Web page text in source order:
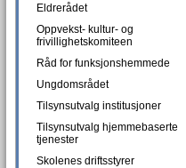
Eldrerådet
Oppvekst- kultur- og
frivillighetskomiteen
Råd for funksjonshemmede
Ungdomsrådet
Tilsynsutvalg institusjoner
Tilsynsutvalg hjemmebaserte
tjenester
Skolenes driftsstyrer